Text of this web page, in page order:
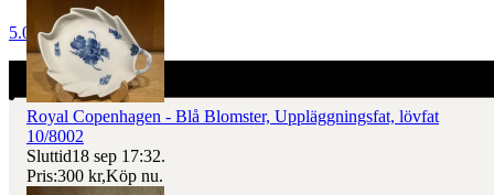
5.0
Royal Copenhagen - Blå Blomster, Uppläggningsfat, lövfat
10/8002
Sluttid18 sep 17:32.
Pris:300 kr,Köp nu.